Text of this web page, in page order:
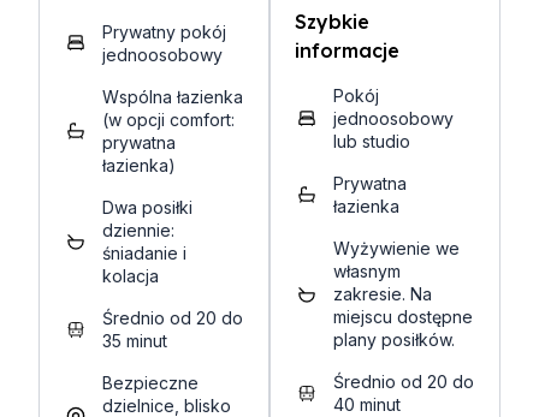
Prywatny pokój
jednoosobowy
Wspólna łazienka
(w opcji comfort:
prywatna
łazienka)
Dwa posiłki
dziennie:
śniadanie i
kolacja
Średnio od 20 do
35 minut
Bezpieczne
dzielnice, blisko
Szybkie
informacje
Pokój
jednoosobowy
lub studio
Prywatna
łazienka
Wyżywienie we
własnym
zakresie. Na
miejscu dostępne
plany posiłków.
Średnio od 20 do
40 minut